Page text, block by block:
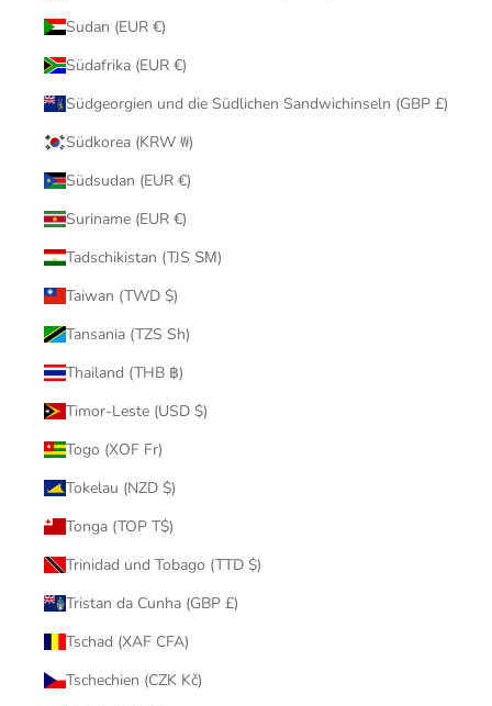
Sudan (EUR €)
Südafrika (EUR €)
Südgeorgien und die Südlichen Sandwichinseln (GBP £)
Südkorea (KRW ₩)
Südsudan (EUR €)
Suriname (EUR €)
Tadschikistan (TJS ЅМ)
Taiwan (TWD $)
Tansania (TZS Sh)
Thailand (THB ฿)
Timor-Leste (USD $)
Togo (XOF Fr)
Tokelau (NZD $)
Tonga (TOP T$)
Trinidad und Tobago (TTD $)
Tristan da Cunha (GBP £)
Tschad (XAF CFA)
Tschechien (CZK Kč)